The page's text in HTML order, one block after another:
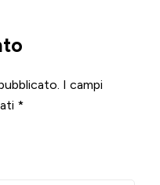
I campi
*